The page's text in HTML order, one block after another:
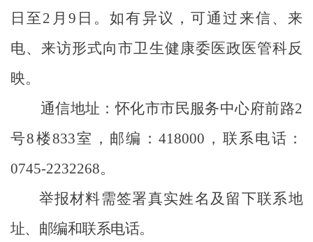
日至2 月 9 日。如有异议，可通过来信、来
电、来访形式向市卫生健康委医政医管科反
映。
通信地址：怀化市市民服务中心府前路2
号8楼833室，邮编：418000 ，联系电话：
0745-2232268。
举报材料需签署真实姓名及留下联系地
址、邮编和联系电话。